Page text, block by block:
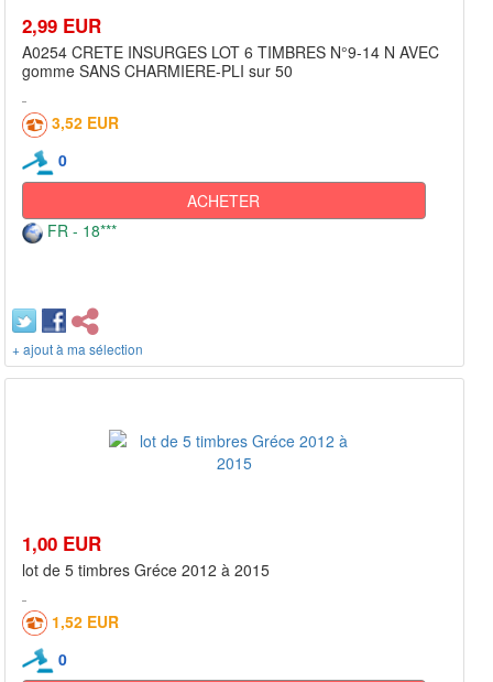
2,99 EUR
A0254 CRETE INSURGES LOT 6 TIMBRES N°9-14 N AVEC
gomme SANS CHARMIERE-PLI sur 50
3,52 EUR
0
ACHETER
FR - 18***
+ ajout à ma sélection
1,00 EUR
lot de 5 timbres Gréce 2012 à 2015
1,52 EUR
0